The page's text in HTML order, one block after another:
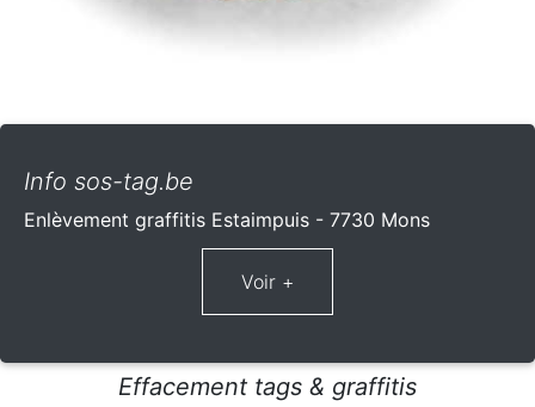
Info sos-tag.be
Enlèvement graffitis Estaimpuis - 7730 Mons
Effacement tags & graffitis